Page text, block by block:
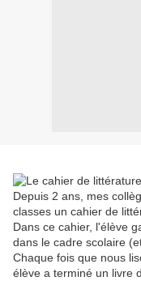
Depuis 2 ans, mes
classes un cahier de
Dans ce cahier, l'élève
dans le cadre scolaire
Chaque fois que nous
élève a terminé un livre